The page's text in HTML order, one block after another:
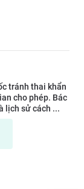
tránh thai khẩn
cho phép. Bác
lịch sử cách ...